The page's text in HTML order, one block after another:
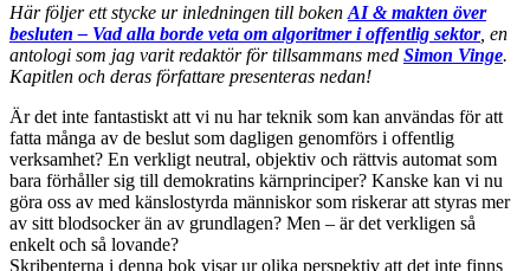
Här följer ett stycke ur inledningen till boken AI & makten över
besluten – Vad alla borde veta om algoritmer i offentlig sektor, en
antologi som jag varit redaktör för tillsammans med Simon Vinge.
Kapitlen och deras författare presenteras nedan!
Är det inte fantastiskt att vi nu har teknik som kan användas för att
fatta många av de beslut som dagligen genomförs i offentlig
verksamhet? En verkligt neutral, objektiv och rättvis automat som
bara förhåller sig till demokratins kärnprinciper? Kanske kan vi nu
göra oss av med känslostyrda människor som riskerar att styras mer
av sitt blodsocker än av grundlagen? Men – är det verkligen så
enkelt och så lovande?
Skribenterna i denna bok visar ur olika perspektiv att det inte finns